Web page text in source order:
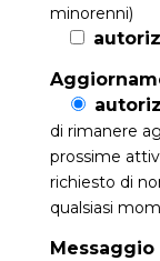
minorenni)
di rimanere
prossime
richiesto di
qualsiasi